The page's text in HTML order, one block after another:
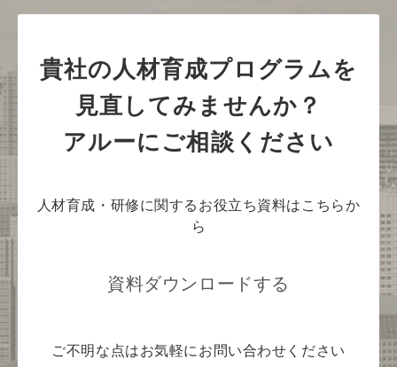
貴社の人材育成プログラムを
見直してみませんか？
アルーにご相談ください
人材育成・研修に関するお役立ち資料はこちらか
ら
資料ダウンロードする
ご不明な点はお気軽にお問い合わせください